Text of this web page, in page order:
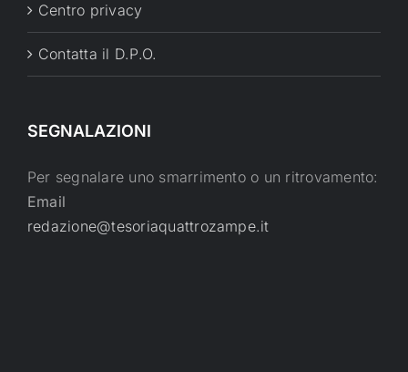
Centro privacy
Contatta il D.P.O.
SEGNALAZIONI
Per segnalare uno smarrimento o un ritrovamento:
Email
redazione@tesoriaquattrozampe.it